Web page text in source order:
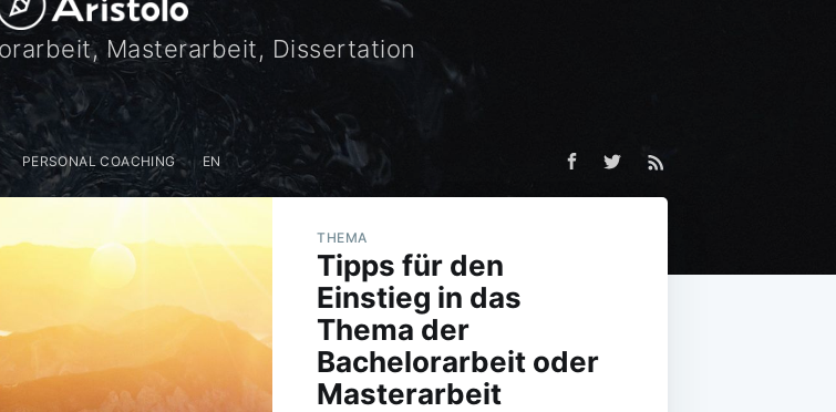
Masterarbeit, Dissertation
PERSONAL COACHING EN
THEMA
Tipps für den
Einstieg in das
Thema der
Bachelorarbeit oder
Masterarbeit